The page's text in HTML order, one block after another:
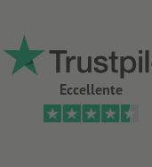
Eccellente